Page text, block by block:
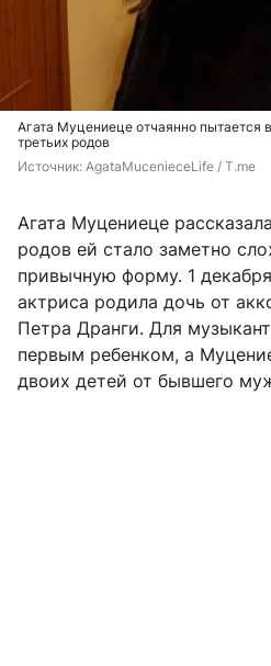
Агата Муцениеце отчаянно пытается
третьих родов
Источник: AgataMucenieceLife / T.me
Агата Муцениеце
родов ей стало заметно
привычную форму. 1
актриса родила дочь от
Петра Дранги. Для
первым ребенком, а
двоих детей от бывшего